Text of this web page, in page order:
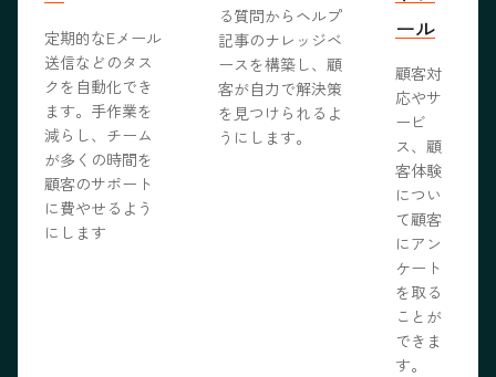
定期的なEメール
送信などのタス
クを自動化でき
ます。手作業を
減らし、チーム
が多くの時間を
顧客のサポート
に費やせるよう
にします
る質問からヘルプ
記事のナレッジベ
ースを構築し、顧
客が自力で解決策
を見つけられるよ
うにします。
ール
顧客対
応やサ
ービ
ス、顧
客体験
につい
て顧客
にアン
ケート
を取る
ことが
できま
す。